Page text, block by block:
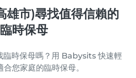
市)尋找值得信賴的
臨時保母
時保母嗎？用 Babysits 快速輕
合您家庭的臨時保母。